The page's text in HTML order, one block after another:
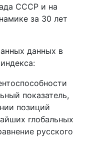
СССР и на
за 30 лет
данных в
показатель,
позиций
глобальных
русского